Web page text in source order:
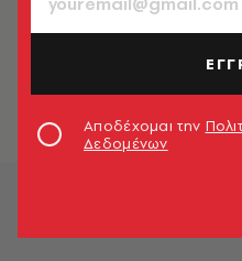
Αποδέχομαι την
Δεδομένων